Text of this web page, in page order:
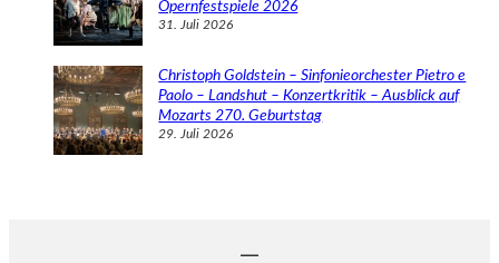
Opernfestspiele 2026
31. Juli 2026
Christoph Goldstein – Sinfonieorchester Pietro e
Paolo – Landshut – Konzertkritik – Ausblick auf
Mozarts 270. Geburtstag
29. Juli 2026